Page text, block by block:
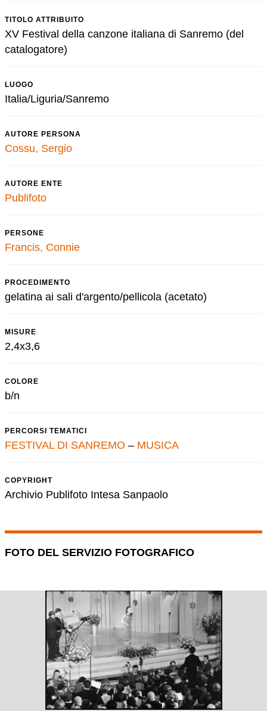
TITOLO ATTRIBUITO
XV Festival della canzone italiana di Sanremo (del
catalogatore)
LUOGO
Italia/Liguria/Sanremo
AUTORE PERSONA
Cossu, Sergio
AUTORE ENTE
Publifoto
PERSONE
Francis, Connie
PROCEDIMENTO
gelatina ai sali d'argento/pellicola (acetato)
MISURE
2,4x3,6
COLORE
b/n
PERCORSI TEMATICI
FESTIVAL DI SANREMO – MUSICA
COPYRIGHT
Archivio Publifoto Intesa Sanpaolo
FOTO DEL SERVIZIO FOTOGRAFICO